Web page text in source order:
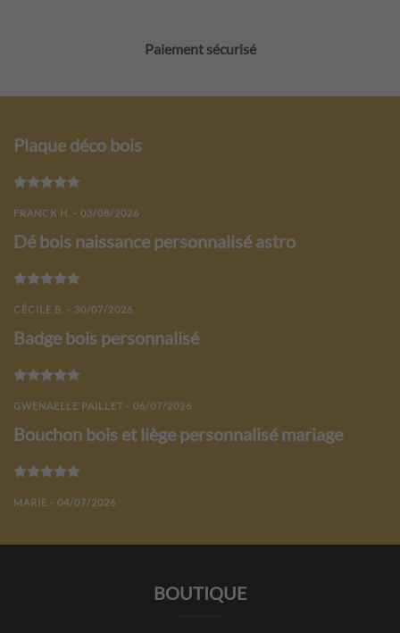
Paiement sécurisé
Plaque déco bois
FRANCK H. - 03/08/2026
Dé bois naissance personnalisé astro
CÉCILE B. - 30/07/2026
Badge bois personnalisé
GWENAELLE PAILLET - 06/07/2026
Bouchon bois et liège personnalisé mariage
MARIE - 04/07/2026
BOUTIQUE